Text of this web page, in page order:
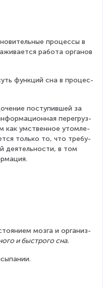
про­цес­сы в
работа органов
функ­ций сна в про­цес­
по­сту­пив­шей за
пе­ре­груз­
как ум­ствен­ное утом­ле­
толь­ко то, что тре­бу­
де­я­тель­но­сти, в том
мозга и ор­га­низ­
и быст­ро­го сна.